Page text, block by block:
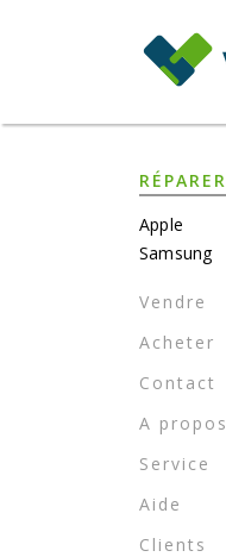
RÉPARER
Apple
Samsung
Vendre
Acheter
Contact
A propos
Service
Aide
Clients